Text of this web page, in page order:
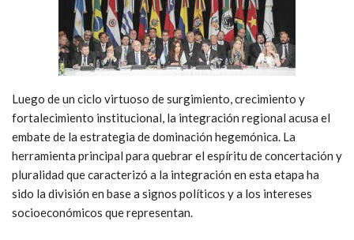
Luego de un ciclo virtuoso de surgimiento, crecimiento y
fortalecimiento institucional, la integración regional acusa el
embate de la estrategia de dominación hegemónica. La
herramienta principal para quebrar el espíritu de concertación y
pluralidad que caracterizó a la integración en esta etapa ha
sido la división en base a signos políticos y a los intereses
socioeconómicos que representan.